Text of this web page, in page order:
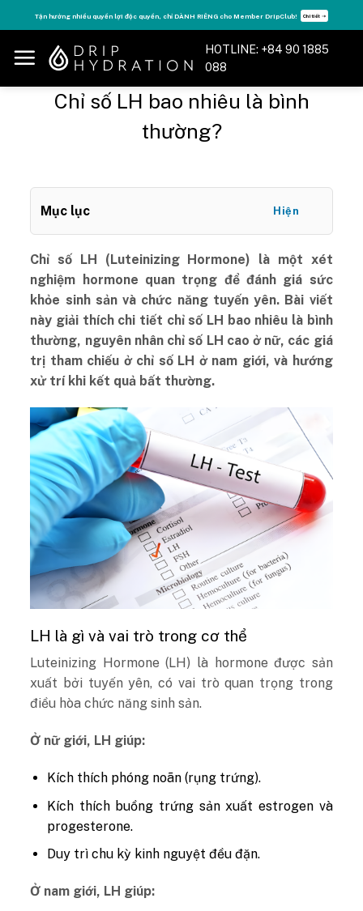
to
content
Tận hưởng nhiều quyền lợi độc quyền, chỉ DÀNH RIÊNG cho Member DripClub! Chi tiết ➝
HOTLINE: +84 90 1885
088
Chỉ số LH bao nhiêu là bình
thường?
Mục lục Hiện
Chỉ số LH (Luteinizing Hormone) là một xét
nghiệm hormone quan trọng để đánh giá sức
khỏe sinh sản và chức năng tuyến yên. Bài viết
này giải thích chi tiết chỉ số LH bao nhiêu là bình
thường, nguyên nhân chỉ số LH cao ở nữ, các giá
trị tham chiếu ở chỉ số LH ở nam giới, và hướng
xử trí khi kết quả bất thường.
LH là gì và vai trò trong cơ thể
Luteinizing Hormone (LH) là hormone được sản
xuất bởi tuyến yên, có vai trò quan trọng trong
điều hòa chức năng sinh sản.
Ở nữ giới, LH giúp:
Kích thích phóng noãn (rụng trứng).
Kích thích buồng trứng sản xuất estrogen và
progesterone.
Duy trì chu kỳ kinh nguyệt đều đặn.
Ở nam giới, LH giúp: